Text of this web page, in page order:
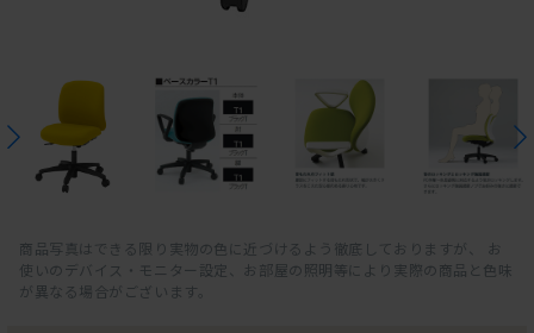
商品写真はできる限り実物の色に近づけるよう徹底しておりますが、 お
使いのデバイス・モニター設定、お部屋の照明等により実際の商品と色味
が異なる場合がございます。